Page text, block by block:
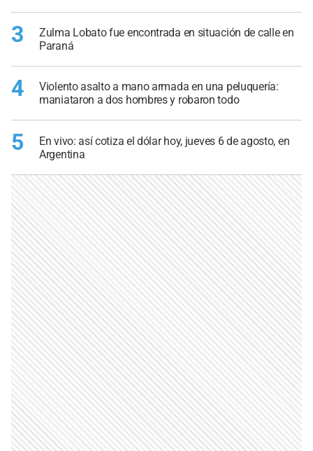
3
Zulma Lobato fue encontrada en situación de calle en
Paraná
4
Violento asalto a mano armada en una peluquería:
maniataron a dos hombres y robaron todo
5
En vivo: así cotiza el dólar hoy, jueves 6 de agosto, en
Argentina